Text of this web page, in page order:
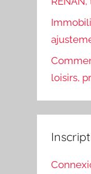
loisirs,